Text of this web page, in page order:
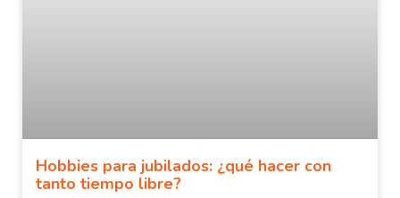
Hobbies para jubilados: ¿qué hacer con
tanto tiempo libre?